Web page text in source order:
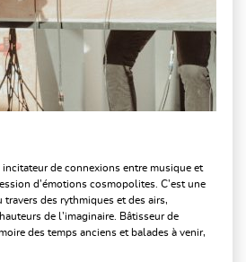
de connexions entre musique et
d’émotions cosmopolites. C’est une
des rythmiques et des airs,
de l’imaginaire. Bâtisseur de
des temps anciens et balades à venir,